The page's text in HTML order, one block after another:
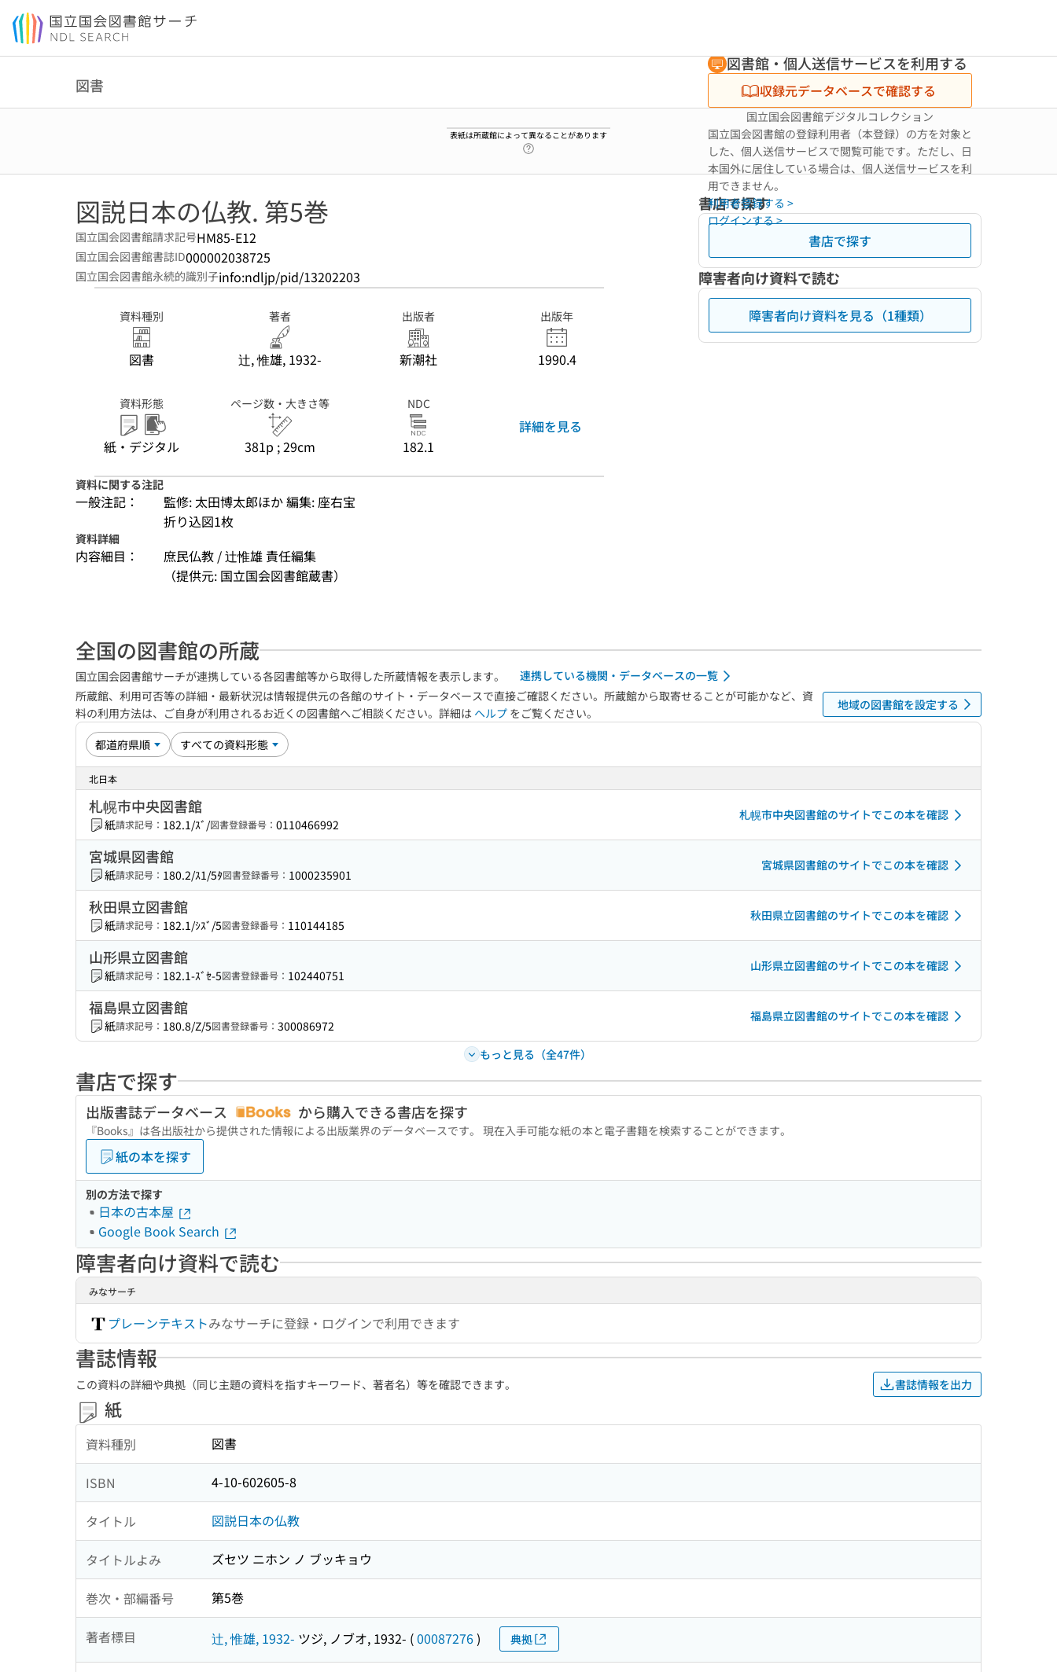
本文へ移動
図書
表紙は所蔵館によって異なることがあります
図書館・個人送信サービスを利用する
収録元データベースで確認する
国立国会図書館デジタルコレクション
国立国会図書館の登録利用者（本登録）の方を対象と
した、個人送信サービスで閲覧可能です。ただし、日
本国外に居住している場合は、個人送信サービスを利
用できません。
利用者登録する >
ログインする >
図説日本の仏教. 第5巻
国立国会図書館請求記号HM85-E12
国立国会図書館書誌ID000002038725
国立国会図書館永続的識別子info:ndljp/pid/13202203
資料種別
図書
著者
辻, 惟雄, 1932-
出版者
新潮社
出版年
1990.4
資料形態
紙・デジタル
ページ数・大きさ等
381p ; 29cm
NDC
182.1
詳細を見る
資料に関する注記
一般注記：
監修: 太田博太郎ほか 編集: 座右宝
折り込図1枚
資料詳細
内容細目：
庶民仏教 / 辻惟雄 責任編集
（提供元: 国立国会図書館蔵書）
書店で探す
書店で探す
障害者向け資料で読む
障害者向け資料を見る（1種類）
全国の図書館の所蔵
国立国会図書館サーチが連携している各図書館等から取得した所蔵情報を表示します。
連携している機関・データベースの一覧
所蔵館、利用可否等の詳細・最新状況は情報提供元の各館のサイト・データベースで直接ご確認ください。所蔵館から取寄せることが可能かなど、資
料の利用方法は、ご自身が利用されるお近くの図書館へご相談ください。詳細は ヘルプ をご覧ください。
地域の図書館を設定する
北日本
札幌市中央図書館
紙請求記号： 182.1/ｽﾞ/図書登録番号： 0110466992
札幌市中央図書館のサイトでこの本を確認
宮城県図書館
紙請求記号： 180.2/ｽ1/5ﾀ図書登録番号： 1000235901
宮城県図書館のサイトでこの本を確認
秋田県立図書館
紙請求記号： 182.1/ｼｽﾞ/5図書登録番号： 110144185
秋田県立図書館のサイトでこの本を確認
山形県立図書館
紙請求記号： 182.1-ｽﾞｾ-5図書登録番号： 102440751
山形県立図書館のサイトでこの本を確認
福島県立図書館
紙請求記号： 180.8/Z/5図書登録番号： 300086972
福島県立図書館のサイトでこの本を確認
もっと見る（全47件）
書店で探す
出版書誌データベース から購入できる書店を探す
『Books』は各出版社から提供された情報による出版業界のデータベースです。 現在入手可能な紙の本と電子書籍を検索することができます。
紙の本を探す
別の方法で探す
日本の古本屋
Google Book Search
障害者向け資料で読む
みなサーチ
プレーンテキストみなサーチに登録・ログインで利用できます
書誌情報
この資料の詳細や典拠（同じ主題の資料を指すキーワード、著者名）等を確認できます。 書誌情報を出力
紙
資料種別 図書
ISBN 4-10-602605-8
タイトル 図説日本の仏教
タイトルよみ ズセツ ニホン ノ ブッキョウ
巻次・部編番号 第5巻
著者標目 辻, 惟雄, 1932- ツジ, ノブオ, 1932- (00087276) 典拠